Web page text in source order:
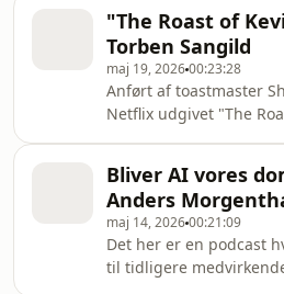
Aarhus Universitet. Gå
Christian
midt på en tektonisk
jordens undergang? Alt det, og
meget mere, har jeg
Witchen Dahl,
Københavns
om! Gå fornøjelse,
have endnu mere Hva
episoder eksk
"The Roast of
Torben Sangild
maj 19, 202600:23:28
Anført af toastmaster
Netflix udgivet "The
for grov? For politisk?
var den et
god roast egentlig skal
vi nogensinde få noget
kaliber og intensitet i
Bliver AI vores
Anders
maj 14, 202600:21:09
Det her er en podcast
til tidligere